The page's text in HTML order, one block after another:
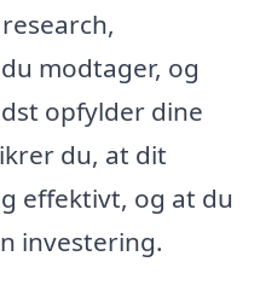
modtager, og
opfylder dine
du, at dit
effektivt, og at du
investering.